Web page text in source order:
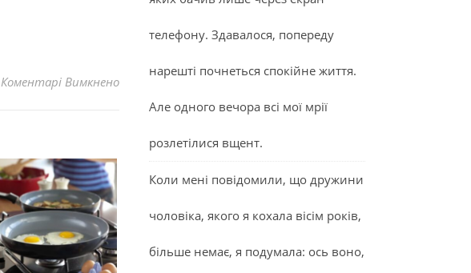
Коментарі Вимкненодо Неправильні взаємини з батьками руйнують ваш шлюб
телефону. Здавалося, попереду
нарешті почнеться спокійне життя.
Але одного вечора всі мої мрії
розлетілися вщент.
Коли мені повідомили, що дружини
чоловіка, якого я кохала вісім років,
більше немає, я подумала: ось воно,